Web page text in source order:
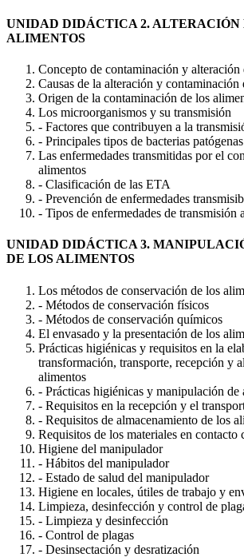
UNIDAD DIDÁCTICA 2. ALTERACIÓN
ALIMENTOS
Concepto de contaminación y alteración
Causas de la alteración y contaminación
Origen de la contaminación de los
Los microorganismos y su transmisión
- Factores que contribuyen a la
- Principales tipos de bacterias patógenas
Las enfermedades transmitidas por el
alimentos
- Clasificación de las ETA
- Prevención de enfermedades
- Tipos de enfermedades de transmisión
UNIDAD DIDÁCTICA 3.
DE LOS ALIMENTOS
Los métodos de conservación de los
- Métodos de conservación físicos
- Métodos de conservación químicos
El envasado y la presentación de los
Prácticas higiénicas y requisitos en la
transformación, transporte, recepción y
alimentos
- Prácticas higiénicas y manipulación de
- Requisitos en la recepción y el
- Requisitos de almacenamiento de los
Requisitos de los materiales en contacto
Higiene del manipulador
- Hábitos del manipulador
- Estado de salud del manipulador
Higiene en locales, útiles de trabajo y
Limpieza, desinfección y control de
- Limpieza y desinfección
- Control de plagas
- Desinsectación y desratización